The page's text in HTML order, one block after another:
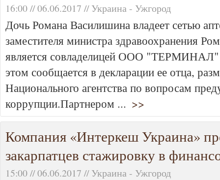
16:00 // 06.06.2017 // Украина - Ужгород
Дочь Романа Василишина владеет сетью
заместителя министра здравоохранения
является совладелицей ООО "ТЕРМИНАЛ"
этом сообщается в декларации ее отца,
Национального агентства по вопросам
коррупции.Партнером ... >>
Компания «Интеркеш Украина»
закарпатцев стажировку в
15:00 // 06.06.2017 // Украина - Ужгород